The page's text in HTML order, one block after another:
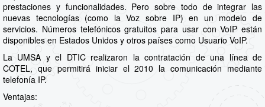
prestaciones y funcionalidades. Pero sobre todo de integrar las
nuevas tecnologías (como la Voz sobre IP) en un modelo de
servicios. Números telefónicos gratuitos para usar con VoIP están
disponibles en Estados Unidos y otros países como Usuario VoIP.
La UMSA y el DTIC realizaron la contratación de una línea de
COTEL, que permitirá iniciar el 2010 la comunicación mediante
telefonía IP.
Ventajas: